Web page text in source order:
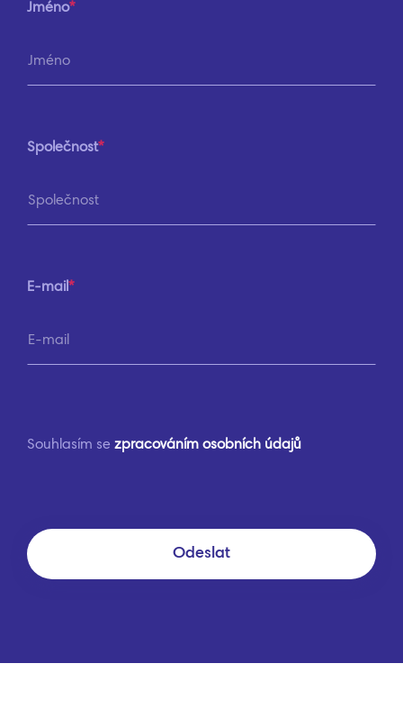
Jméno
Společnost
E-mail
Souhlasím se zpracováním osobních údajů